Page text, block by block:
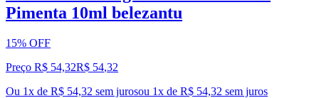
Pimenta 10ml belezantu
15% OFF
Preço R$ 54,32R$ 54,32
Ou 1x de R$ 54,32 sem jurosou 1x de R$ 54,32 sem juros